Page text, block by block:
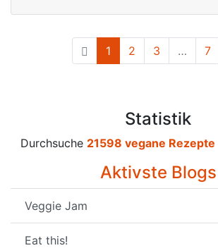
1 (current)
2 3 … 7
Statistik
Durchsuche 21598 vegane Rezepte
Aktivste Blogs
Veggie Jam
Eat this!